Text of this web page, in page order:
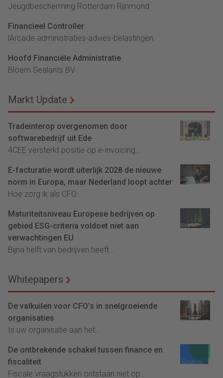
Jeugdbescherming Rotterdam Rijnmond
Financieel Controller
lArcade administraties-advies-belastingen
Hoofd Financiële Administratie
Bloem Sealants BV
Markt Update
Tradeinterop overgenomen door
softwarebedrijf uit Ede
4CEE versterkt positie op e-invoicing...
E-facturatie wordt uiterlijk 2028 de nieuwe
norm in Europa, maar Nederland loopt achter
Hoe zorg ik als CFO...
Maturiteitsniveau Europese bedrijven op
gebied ESG-criteria voldoet niet aan
verwachtingen EU
Bijna helft van bedrijven heeft...
Whitepapers
De valkuilen voor CFO’s in snelgroeiende
organisaties
Is uw organisatie aan het...
De ontbrekende schakel tussen finance en
fiscaliteit
Fiscale vraagstukken ontstaan niet op...